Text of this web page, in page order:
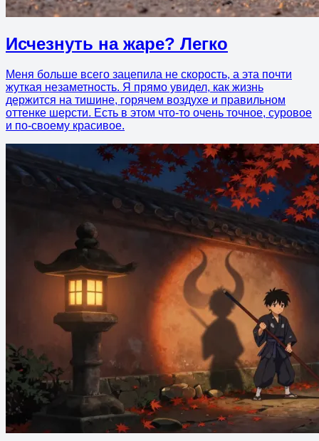
Исчезнуть на жаре? Легко
Меня больше всего зацепила не скорость, а эта почти
жуткая незаметность. Я прямо увидел, как жизнь
держится на тишине, горячем воздухе и правильном
оттенке шерсти. Есть в этом что-то очень точное, суровое
и по-своему красивое.